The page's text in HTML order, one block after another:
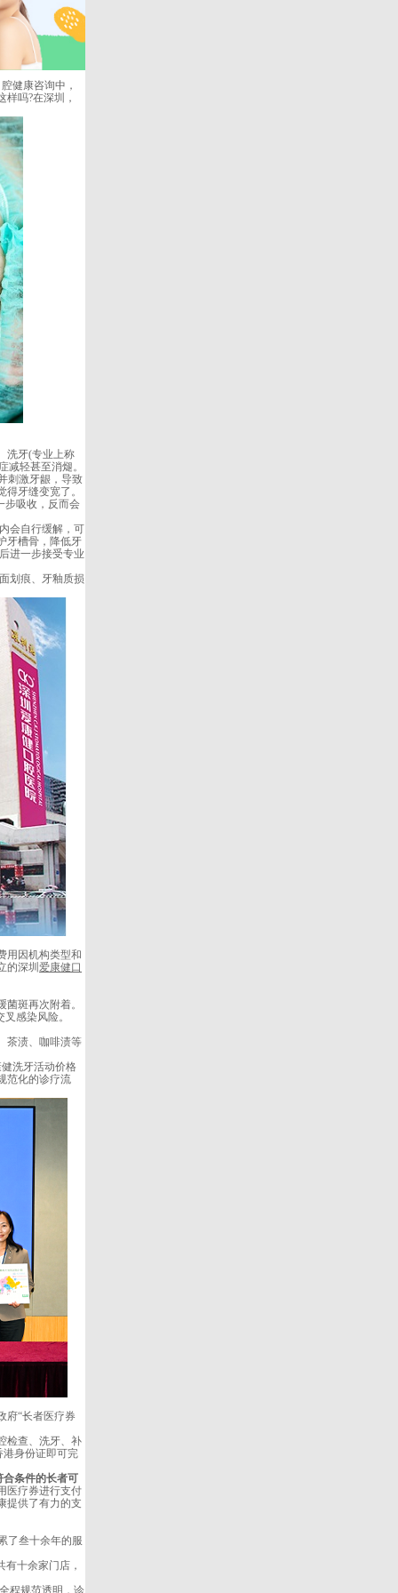
健康咨询中，
吗?在深圳，
洗牙(专业上称
减轻甚至消煺。
刺激牙龈，导致
牙缝变宽了。
步吸收，反而会
会自行缓解，可
牙槽骨，降低牙
进一步接受专业
划痕、牙釉质损
用因机构类型和
的深圳 爱康健口
斑再次附着。
感染风险。
茶渍、咖啡渍等
洗牙活动价格
范化的诊疗流
“长者医疗券
检查、洗牙、补
港身份证即可完
合条件的长者可
医疗券进行支付
提供了有力的支
了叁十余年的服
十余家门店，
程规范透明，诊